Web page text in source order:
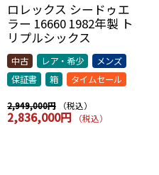
ロレックス シードゥエ
ラー 16660 1982年製 ト
リプルシックス
中古 レア・希少
メンズ
保証書
箱 タイムセール
2,949,000円 （税込）
2,836,000円 （税込）